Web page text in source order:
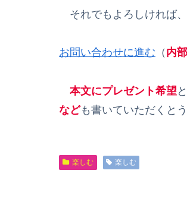
それでもよろしければ、
お問い合わせに進む （ 内
本文にプレゼント希望
なども書いていただくと
楽しむ 楽しむ